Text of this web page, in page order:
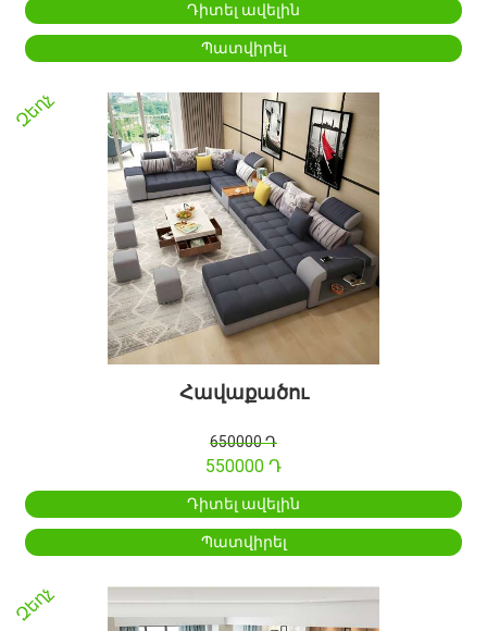
Դիտել ավելին
Պատվիրել
Զեղչ
Հավաքածու
650000 Դ
550000 Դ
Դիտել ավելին
Պատվիրել
Զեղչ